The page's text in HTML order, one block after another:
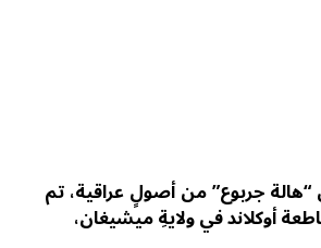
“هالة جربوع” من أصولِِ عراقية، تم
أوكلاند في ولايةِ ميشيغان،